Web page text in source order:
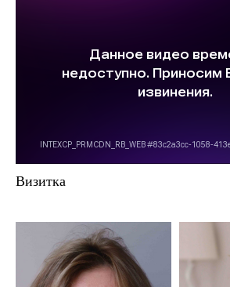
Визитка